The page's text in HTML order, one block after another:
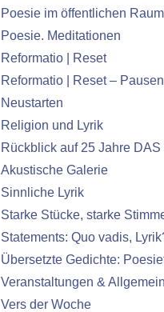
Poesie im öffentlichen
Poesie. Meditationen
Reformatio | Reset
Reformatio | Reset –
Neustarten
Religion und Lyrik
Rückblick auf 25 Jahre DAS
Akustische Galerie
Sinnliche Lyrik
Starke Stücke, starke
Statements: Quo vadis,
Übersetzte Gedichte:
Veranstaltungen &
Vers der Woche